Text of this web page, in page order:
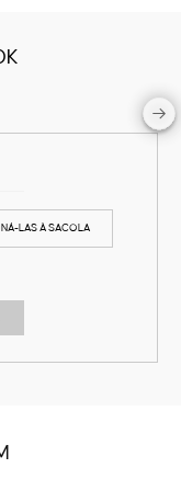
LAS À SACOLA